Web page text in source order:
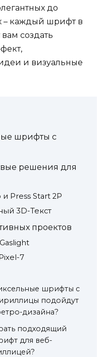
до
– каждый шрифт в
создать
и визуальные
шрифты с
решения для
Press Start 2P
3D-Текст
проектов
7
шрифты с
подойдут
дизайна?
подходящий
для веб-